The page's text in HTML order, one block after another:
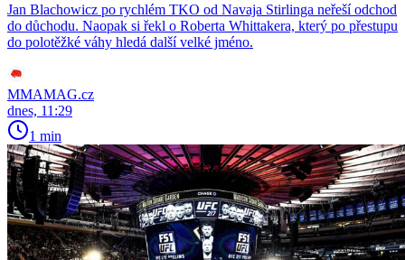
Jan Blachowicz po rychlém TKO od Navaja Stirlinga neřeší odchod
do důchodu. Naopak si řekl o Roberta Whittakera, který po přestupu
do polotěžké váhy hledá další velké jméno.
MMAMAG.cz
dnes, 11:29
1 min